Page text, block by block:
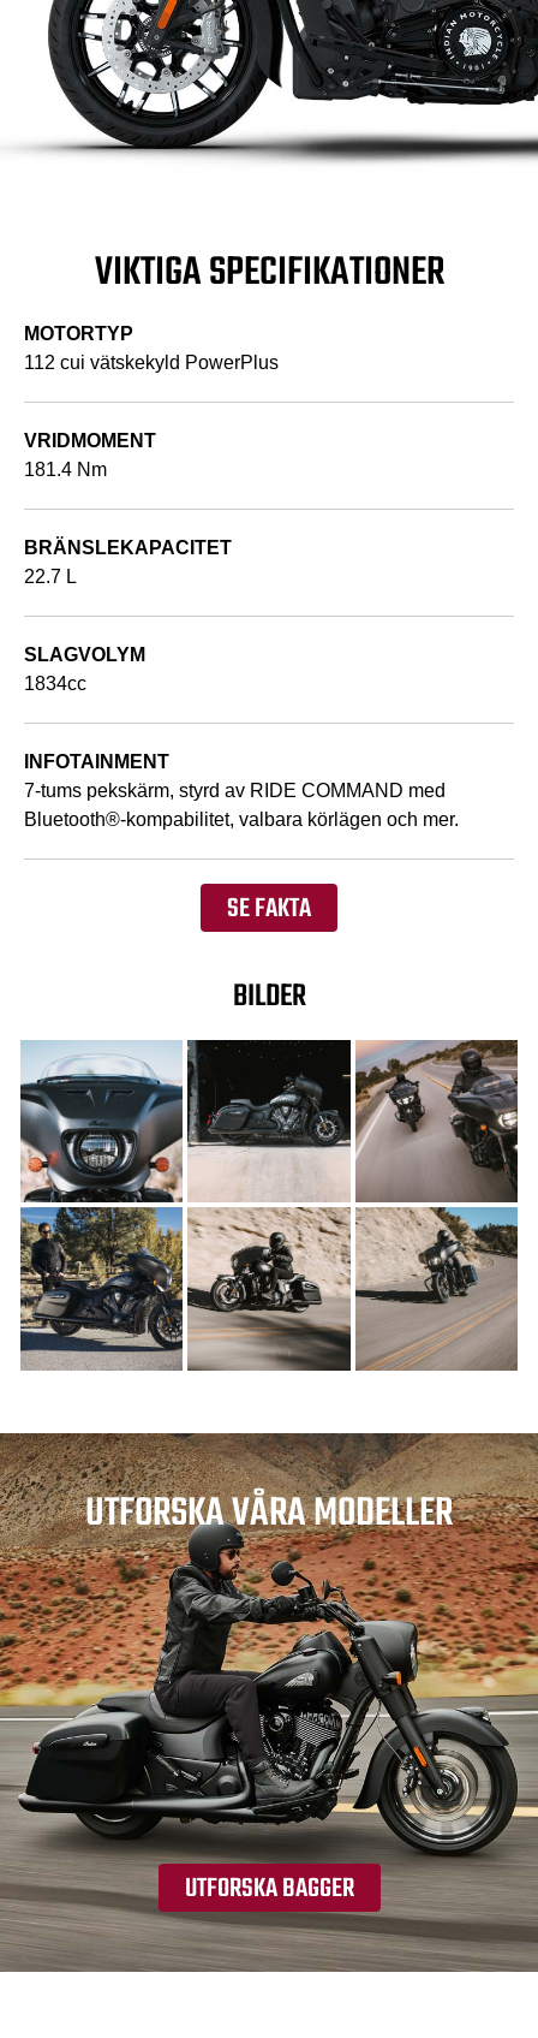
VIKTIGA SPECIFIKATIONER
MOTORTYP
112 cui vätskekyld PowerPlus
VRIDMOMENT
181.4 Nm
BRÄNSLEKAPACITET
22.7 L
SLAGVOLYM
1834cc
INFOTAINMENT
7-tums pekskärm, styrd av RIDE COMMAND med
Bluetooth®-kompabilitet, valbara körlägen och mer.
SE FAKTA
BILDER
UTFORSKA VÅRA MODELLER
UTFORSKA BAGGER